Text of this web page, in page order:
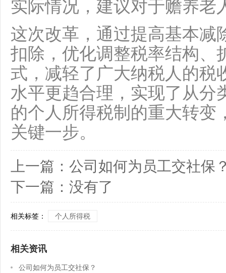
实际情况，建议对于赡养老
这次改革，通过提高基本减
扣除，优化调整税率结构、
式，减轻了广大纳税人的税
水平更趋合理，实现了从分
的个人所得税制的重大转变
关键一步。
上一篇： 公司如何为员工交社保
下一篇： 没有了
相关标签： 个人所得税
相关资讯
公司如何为员工交社保？